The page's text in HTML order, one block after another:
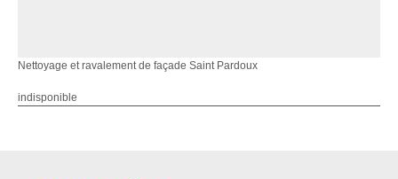
Nettoyage et ravalement de façade Saint Pardoux
indisponible